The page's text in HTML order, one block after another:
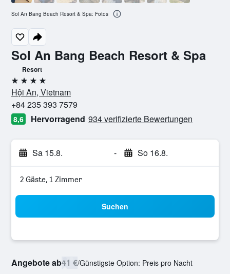
Sol An Bang Beach Resort & Spa
Resort
4 Sterne
Hội An, Vietnam
+84 235 393 7579
8,6 Hervorragend 934 verifizierte Bewertungen
Sa 15.8. - So 16.8.
2 Gäste, 1 Zimmer
Suchen
Angebote ab41 €/Günstigste Option: Preis pro Nacht
Sol An Bang Beach Resort & Spa: Fotos